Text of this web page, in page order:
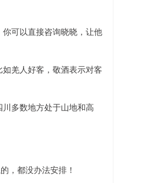
可以直接咨询晓晓，让他
羌人好客，敬酒表示对客
多数地方处于山地和高
，都没办法安排！